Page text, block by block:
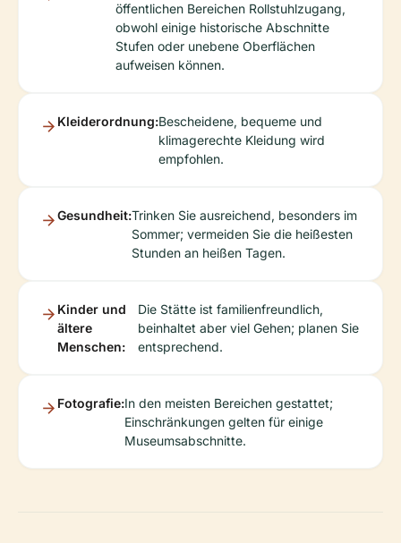
öffentlichen Bereichen Rollstuhlzugang,
obwohl einige historische Abschnitte
Stufen oder unebene Oberflächen
aufweisen können.
Kleiderordnung:Bescheidene, bequeme und
klimagerechte Kleidung wird
empfohlen.
Gesundheit:Trinken Sie ausreichend, besonders im
Sommer; vermeiden Sie die heißesten
Stunden an heißen Tagen.
Kinder und
ältere
Menschen:
Die Stätte ist familienfreundlich,
beinhaltet aber viel Gehen; planen Sie
entsprechend.
Fotografie:In den meisten Bereichen gestattet;
Einschränkungen gelten für einige
Museumsabschnitte.